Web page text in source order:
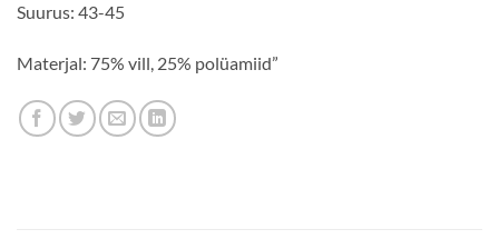
Suurus: 43-45
Materjal: 75% vill, 25% polüamiid”